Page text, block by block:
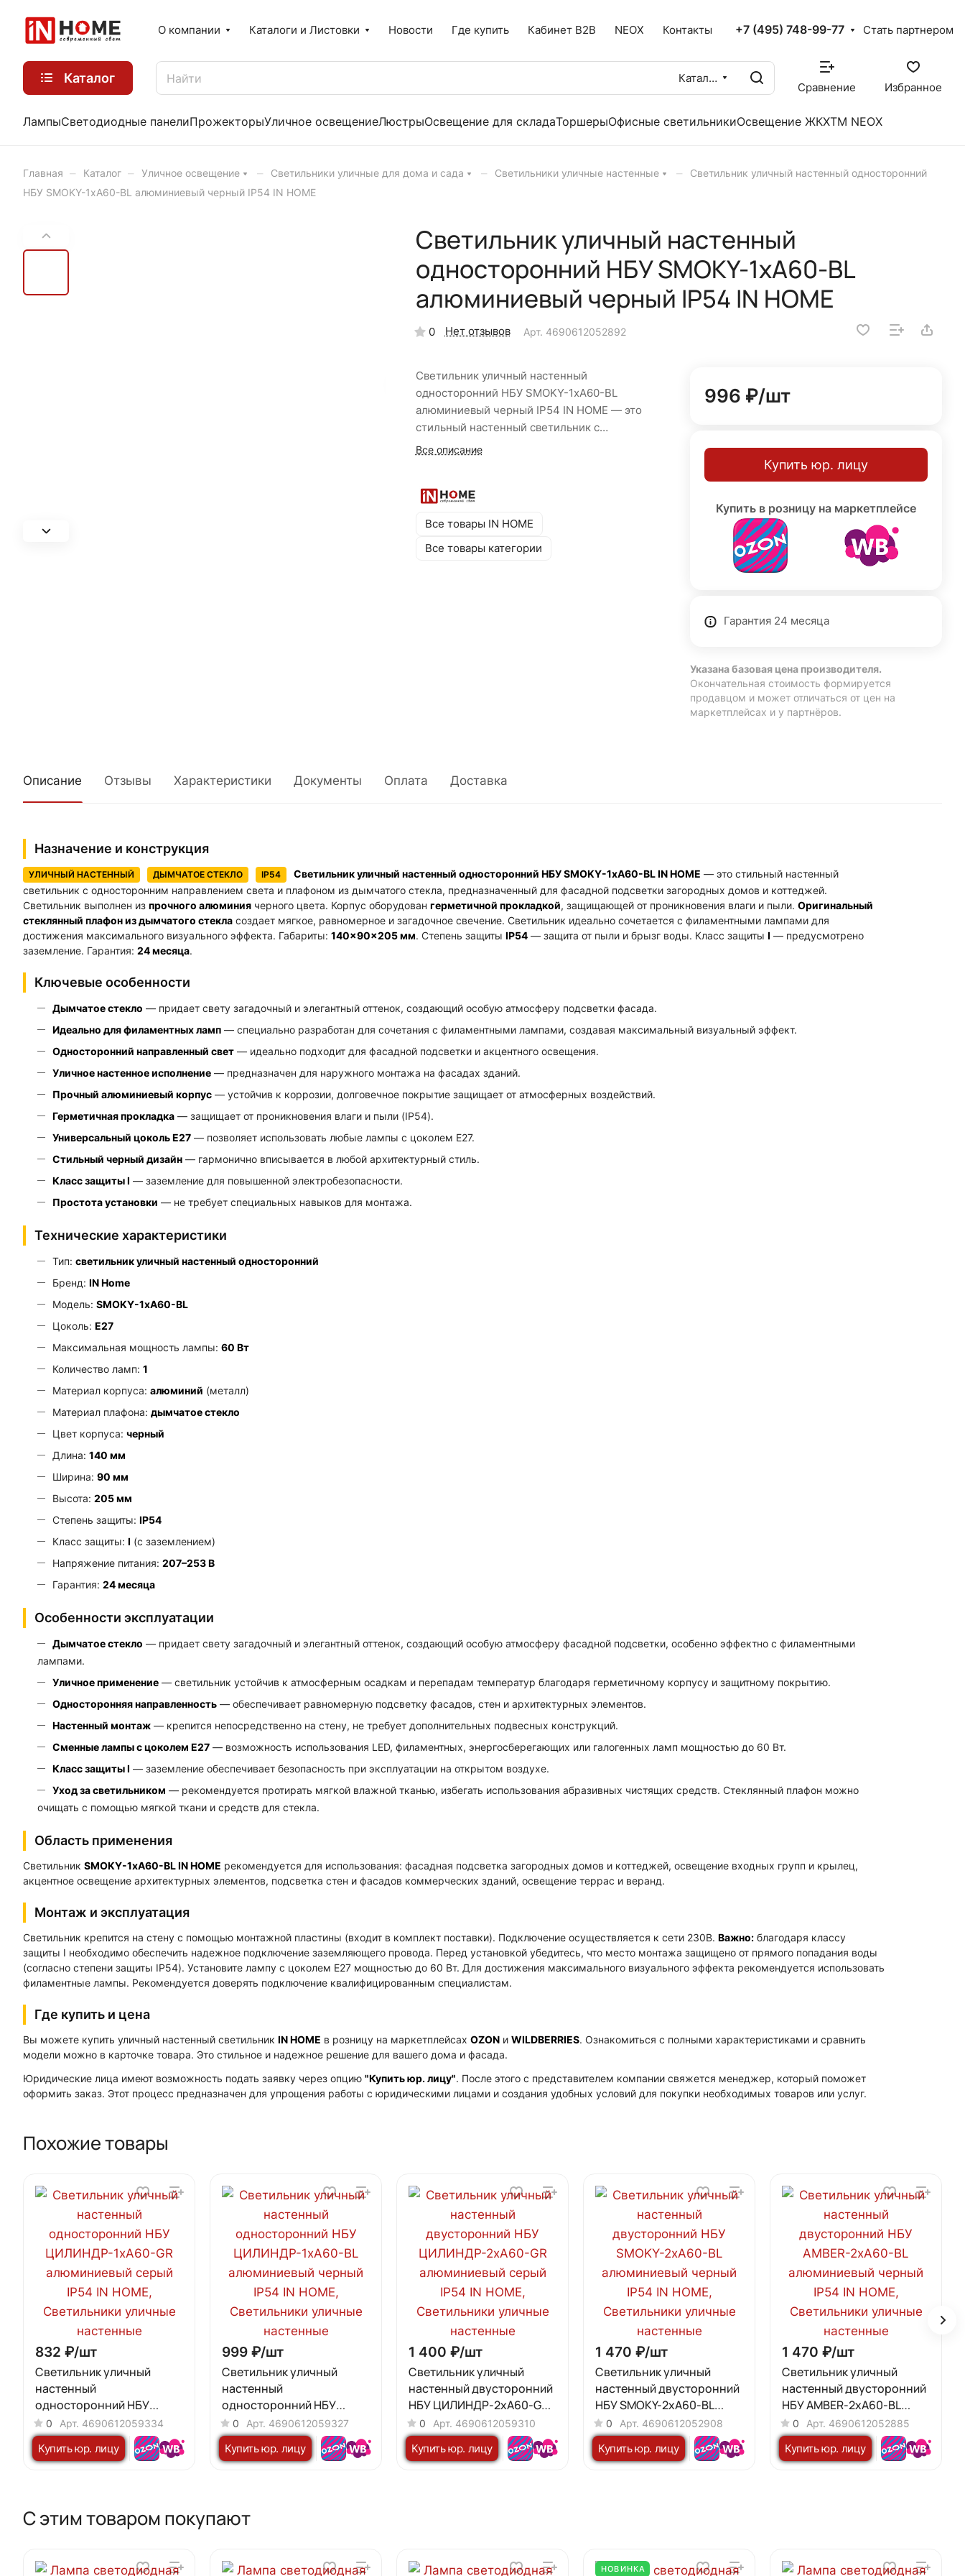
О компании Каталоги и Листовки Новости Где купить Кабинет B2B NEOX Контакты +7 (495) 748-99-77 Стать партнером
Каталог Каталог
Сравнение Избранное
ЛампыСветодиодные панелиПрожекторыУличное освещениеЛюстрыОсвещение для складаТоршерыОфисные светильникиОсвещение ЖКХTM NEOX
Главная – Каталог – Уличное освещение – Светильники уличные для дома и сада – Светильники уличные настенные –
Светильник уличный настенный односторонний
НБУ SMOKY-1хA60-BL алюминиевый черный IP54 IN HOME
Светильник уличный настенный
односторонний НБУ SMOKY-1хA60-BL
алюминиевый черный IP54 IN HOME
0 Нет отзывов Арт. 4690612052892
Светильник уличный настенный
односторонний НБУ SMOKY-1хA60-BL
алюминиевый черный IP54 IN HOME — это
стильный настенный светильник с
односторонним направлением света и
Идеально сочетается с филаментными
визуального эффекта. Алюминиевый корпус
оборудован герметичной прокладкой,
Все описание
Все товары IN HOME
Все товары категории
996 ₽/шт
Купить юр. лицу
Купить в розницу на маркетплейсе
Гарантия 24 месяца
Указана базовая цена производителя.
Окончательная стоимость формируется
продавцом и может отличаться от цен на
маркетплейсах и у партнёров.
Описание Отзывы Характеристики Документы Оплата Доставка
Назначение и конструкция
УЛИЧНЫЙ НАСТЕННЫЙ ДЫМЧАТОЕ СТЕКЛО IP54 Светильник уличный настенный односторонний НБУ SMOKY-1хA60-BL IN HOME — это стильный настенный
светильник с односторонним направлением света и плафоном из дымчатого стекла, предназначенный для фасадной подсветки загородных домов и коттеджей.
Светильник выполнен из прочного алюминия черного цвета. Корпус оборудован герметичной прокладкой, защищающей от проникновения влаги и пыли. Оригинальный
стеклянный плафон из дымчатого стекла создает мягкое, равномерное и загадочное свечение. Светильник идеально сочетается с филаментными лампами для
достижения максимального визуального эффекта. Габариты: 140×90×205 мм. Степень защиты IP54 — защита от пыли и брызг воды. Класс защиты I — предусмотрено
заземление. Гарантия: 24 месяца.
Ключевые особенности
Дымчатое стекло — придает свету загадочный и элегантный оттенок, создающий особую атмосферу подсветки фасада.
Идеально для филаментных ламп — специально разработан для сочетания с филаментными лампами, создавая максимальный визуальный эффект.
Односторонний направленный свет — идеально подходит для фасадной подсветки и акцентного освещения.
Уличное настенное исполнение — предназначен для наружного монтажа на фасадах зданий.
Прочный алюминиевый корпус — устойчив к коррозии, долговечное покрытие защищает от атмосферных воздействий.
Герметичная прокладка — защищает от проникновения влаги и пыли (IP54).
Универсальный цоколь E27 — позволяет использовать любые лампы с цоколем E27.
Стильный черный дизайн — гармонично вписывается в любой архитектурный стиль.
Класс защиты I — заземление для повышенной электробезопасности.
Простота установки — не требует специальных навыков для монтажа.
Технические характеристики
Тип: светильник уличный настенный односторонний
Бренд: IN Home
Модель: SMOKY-1хA60-BL
Цоколь: E27
Максимальная мощность лампы: 60 Вт
Количество ламп: 1
Материал корпуса: алюминий (металл)
Материал плафона: дымчатое стекло
Цвет корпуса: черный
Длина: 140 мм
Ширина: 90 мм
Высота: 205 мм
Степень защиты: IP54
Класс защиты: I (с заземлением)
Напряжение питания: 207–253 В
Гарантия: 24 месяца
Особенности эксплуатации
Дымчатое стекло — придает свету загадочный и элегантный оттенок, создающий особую атмосферу фасадной подсветки, особенно эффектно с филаментными
лампами.
Уличное применение — светильник устойчив к атмосферным осадкам и перепадам температур благодаря герметичному корпусу и защитному покрытию.
Односторонняя направленность — обеспечивает равномерную подсветку фасадов, стен и архитектурных элементов.
Настенный монтаж — крепится непосредственно на стену, не требует дополнительных подвесных конструкций.
Сменные лампы с цоколем E27 — возможность использования LED, филаментных, энергосберегающих или галогенных ламп мощностью до 60 Вт.
Класс защиты I — заземление обеспечивает безопасность при эксплуатации на открытом воздухе.
Уход за светильником — рекомендуется протирать мягкой влажной тканью, избегать использования абразивных чистящих средств. Стеклянный плафон можно
очищать с помощью мягкой ткани и средств для стекла.
Область применения
Светильник SMOKY-1хA60-BL IN HOME рекомендуется для использования: фасадная подсветка загородных домов и коттеджей, освещение входных групп и крылец,
акцентное освещение архитектурных элементов, подсветка стен и фасадов коммерческих зданий, освещение террас и веранд.
Монтаж и эксплуатация
Светильник крепится на стену с помощью монтажной пластины (входит в комплект поставки). Подключение осуществляется к сети 230В. Важно: благодаря классу
защиты I необходимо обеспечить надежное подключение заземляющего провода. Перед установкой убедитесь, что место монтажа защищено от прямого попадания воды
(согласно степени защиты IP54). Установите лампу с цоколем E27 мощностью до 60 Вт. Для достижения максимального визуального эффекта рекомендуется использовать
филаментные лампы. Рекомендуется доверять подключение квалифицированным специалистам.
Где купить и цена
Вы можете купить уличный настенный светильник IN HOME в розницу на маркетплейсах OZON и WILDBERRIES. Ознакомиться с полными характеристиками и сравнить
модели можно в карточке товара. Это стильное и надежное решение для вашего дома и фасада.
Юридические лица имеют возможность подать заявку через опцию "Купить юр. лицу". После этого с представителем компании свяжется менеджер, который поможет
оформить заказ. Этот процесс предназначен для упрощения работы с юридическими лицами и создания удобных условий для покупки необходимых товаров или услуг.
Похожие товары
832 ₽/шт
Светильник уличный
настенный
односторонний НБУ
ЦИЛИНДР-1xА60-GR
алюминиевый серый IP54
IN HOME
0 Арт. 4690612059334
Купить юр. лицу
999 ₽/шт
Светильник уличный
настенный
односторонний НБУ
ЦИЛИНДР-1xА60-BL
алюминиевый черный IP54
IN HOME
0 Арт. 4690612059327
Купить юр. лицу
1 400 ₽/шт
Светильник уличный
настенный двусторонний
НБУ ЦИЛИНДР-2хА60-GR
алюминиевый серый IP54
IN HOME
0 Арт. 4690612059310
Купить юр. лицу
1 470 ₽/шт
Светильник уличный
настенный двусторонний
НБУ SMOKY-2хA60-BL
алюминиевый черный IP54
IN HOME
0 Арт. 4690612052908
Купить юр. лицу
1 470 ₽/шт
Светильник уличный
настенный двусторонний
НБУ AMBER-2хA60-BL
алюминиевый черный IP54
IN HOME
0 Арт. 4690612052885
Купить юр. лицу
С этим товаром покупают
НОВИНКА